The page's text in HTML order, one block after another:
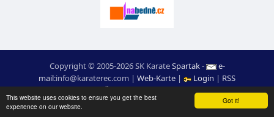
Got it!
This website uses cookies to ensure you get the best
experience on our website.
Copyright © 2005-2026 SK KarateSpartak-
e-
mail:moc.ceretarak@ofni | Web-Karte | Login | RSS
webdesign:Ing. Pavel Švojgr,ergebnisse karate: Mgr. Jiří Kotala